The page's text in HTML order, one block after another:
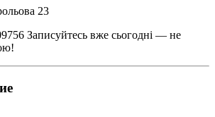
23
Записуйтесь вже сьогодні — не